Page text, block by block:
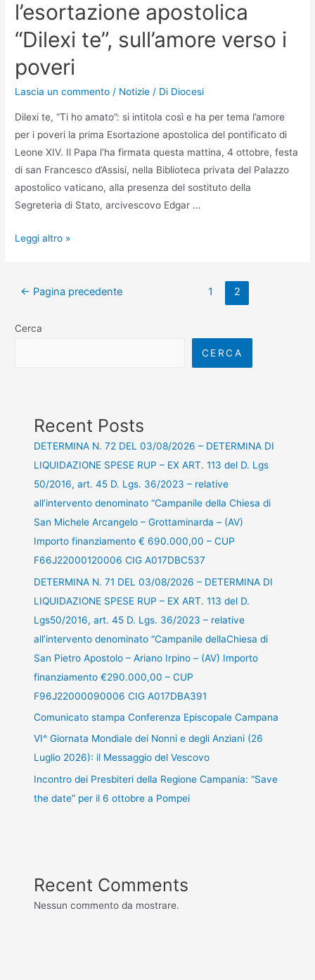
l’esortazione apostolica
“Dilexi te”, sull’amore verso i
poveri
Lascia un commento / Notizie / Di Diocesi
Dilexi te, “Ti ho amato”: si intitola così e ha per tema l’amore
per i poveri la prima Esortazione apostolica del pontificato di
Leone XIV. Il Papa l’ha firmata questa mattina, 4 ottobre, festa
di san Francesco d’Assisi, nella Biblioteca privata del Palazzo
apostolico vaticano, alla presenza del sostituto della
Segreteria di Stato, arcivescovo Edgar …
Leggi altro »
← Pagina precedente 1 2
Cerca
CERCA
Recent Posts
DETERMINA N. 72 DEL 03/08/2026 – DETERMINA DI
LIQUIDAZIONE SPESE RUP – EX ART. 113 del D. Lgs
50/2016, art. 45 D. Lgs. 36/2023 – relative
all’intervento denominato “Campanile della Chiesa di
San Michele Arcangelo – Grottaminarda – (AV)
Importo finanziamento € 690.000,00 – CUP
F66J22000120006 CIG A017DBC537
DETERMINA N. 71 DEL 03/08/2026 – DETERMINA DI
LIQUIDAZIONE SPESE RUP – EX ART. 113 del D.
Lgs50/2016, art. 45 D. Lgs. 36/2023 – relative
all’intervento denominato “Campanile dellaChiesa di
San Pietro Apostolo – Ariano Irpino – (AV) Importo
finanziamento €290.000,00 – CUP
F96J22000090006 CIG A017DBA391
Comunicato stampa Conferenza Episcopale Campana
VI^ Giornata Mondiale dei Nonni e degli Anziani (26
Luglio 2026): il Messaggio del Vescovo
Incontro dei Presbiteri della Regione Campania: “Save
the date” per il 6 ottobre a Pompei
Recent Comments
Nessun commento da mostrare.